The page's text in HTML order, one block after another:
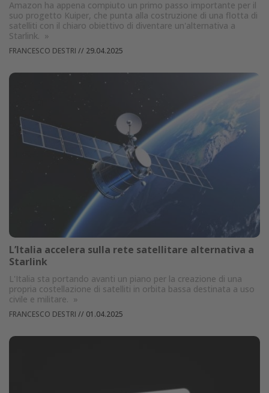
Amazon ha appena compiuto un primo passo importante per il
suo progetto Kuiper, che punta alla costruzione di una flotta di
satelliti con il chiaro obiettivo di diventare un'alternativa a
Starlink. »
FRANCESCO DESTRI // 29.04.2025
L’Italia accelera sulla rete satellitare alternativa a
Starlink
L'Italia sta portando avanti un piano per la creazione di una
propria costellazione di satelliti in orbita bassa destinata a uso
civile e militare. »
FRANCESCO DESTRI // 01.04.2025